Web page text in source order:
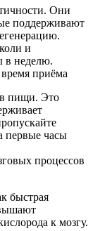
Они
поддерживают
и
в неделю.
приёма
пищи. Это
первые часы
процессов
быстрая
к мозгу.